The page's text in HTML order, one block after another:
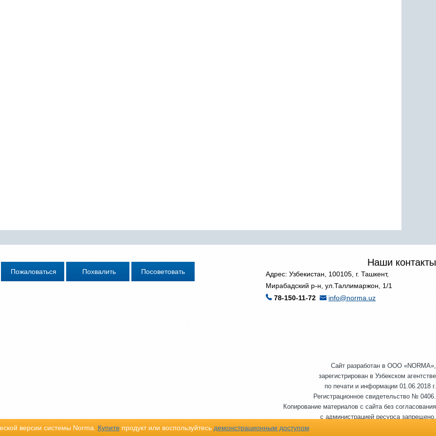
Наши контакты
Адрес: Узбекистан, 100105, г. Ташкент,
Мирабадский р-н, ул.Таллимаржон, 1/1
78-150-11-72
info@norma.uz
Сайт разработан в ООО «NORMA»,
зарегистрирован в Узбекском агентстве
по печати и информации 01.06.2018 г.
Регистрационное свидетельство № 0406.
Копирование материалов с сайта без согласования
с администрацией ресурса запрещено.
© ООО «NORMA», 2007-2026 г. Все права защищены.
версии системы Norma. Купитепродукт или воспользуйтесь демонстрационным доступом